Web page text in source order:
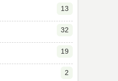
13
32
19
2